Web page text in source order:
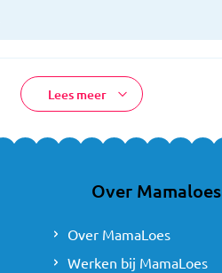
Lees meer
Over Mamaloes
Over MamaLoes
Werken bij MamaLoes